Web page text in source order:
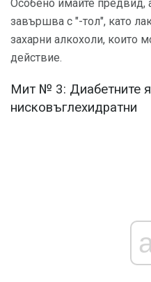
Особено имайте предвид,
завършва с "-тол", като
захарни алкохоли, които
действие.
Мит № 3: Диабетните
нисковъглехидратни